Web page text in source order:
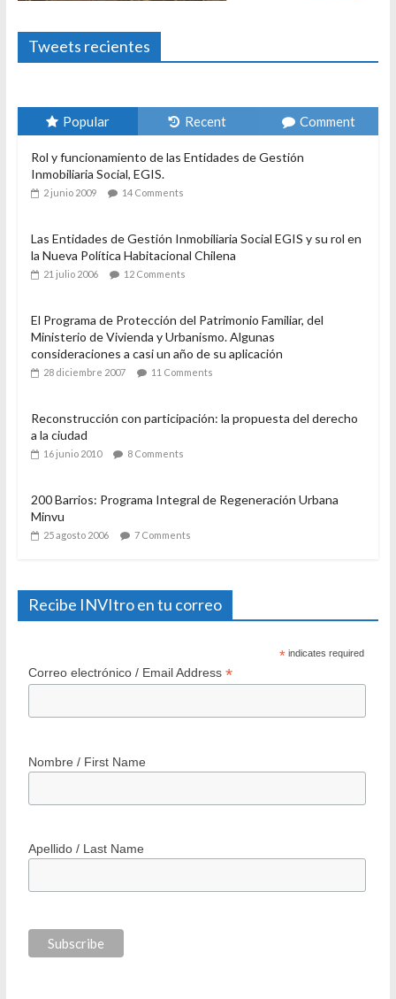
Tweets recientes
Popular Recent Comment
Rol y funcionamiento de las Entidades de Gestión
Inmobiliaria Social, EGIS.
2 junio 2009 14 Comments
la Nueva Política Habitacional Chilena
21 julio 2006 12 Comments
Ministerio de Vivienda y Urbanismo. Algunas
consideraciones a casi un año de su aplicación
28 diciembre 2007 11 Comments
a la ciudad
16 junio 2010
Minvu
25 agosto 2006
Recibe INVItro en tu correo